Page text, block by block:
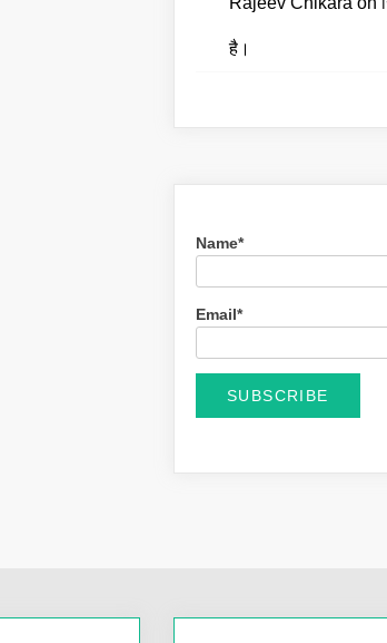
है।
Name*
Email*